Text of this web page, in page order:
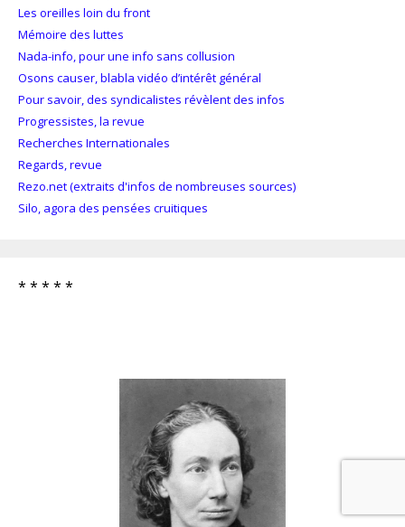
Les oreilles loin du front
Mémoire des luttes
Nada-info, pour une info sans collusion
Osons causer, blabla vidéo d’intérêt général
Pour savoir, des syndicalistes révèlent des infos
Progressistes, la revue
Recherches Internationales
Regards, revue
Rezo.net (extraits d'infos de nombreuses sources)
Silo, agora des pensées cruitiques
* * * * *